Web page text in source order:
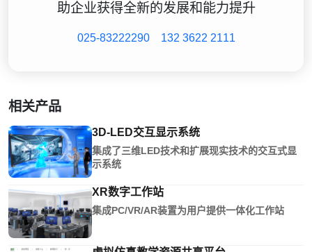
助企业获得全新的发展和能力提升
025-83222290 132 3622 2111
相关产品
3D-LED交互显示系统
集成了三维LED技术和扩展现实技术的交互式显
示系统
XR数字工作站
集成PC/VR/AR装置为用户提供一体化工作站